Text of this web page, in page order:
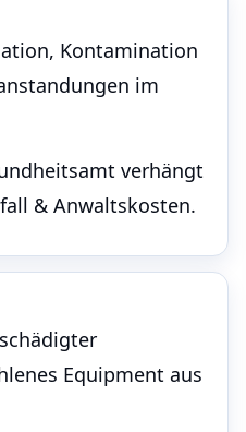
Kontamination
im
verhängt
& Anwaltskosten.
Equipment aus